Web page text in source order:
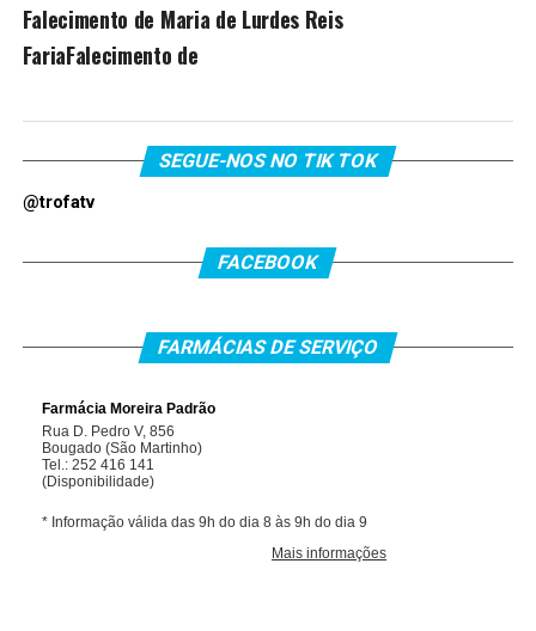
Falecimento de Maria de Lurdes Reis
FariaFalecimento de
SEGUE-NOS NO TIK TOK
@trofatv
FACEBOOK
FARMÁCIAS DE SERVIÇO